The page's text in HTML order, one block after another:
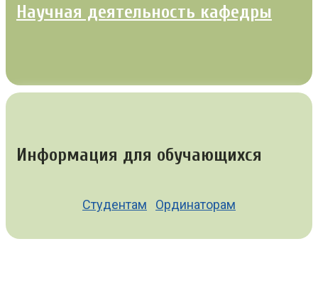
Научная деятельность кафедры
Информация для обучающихся
Студентам Ординаторам